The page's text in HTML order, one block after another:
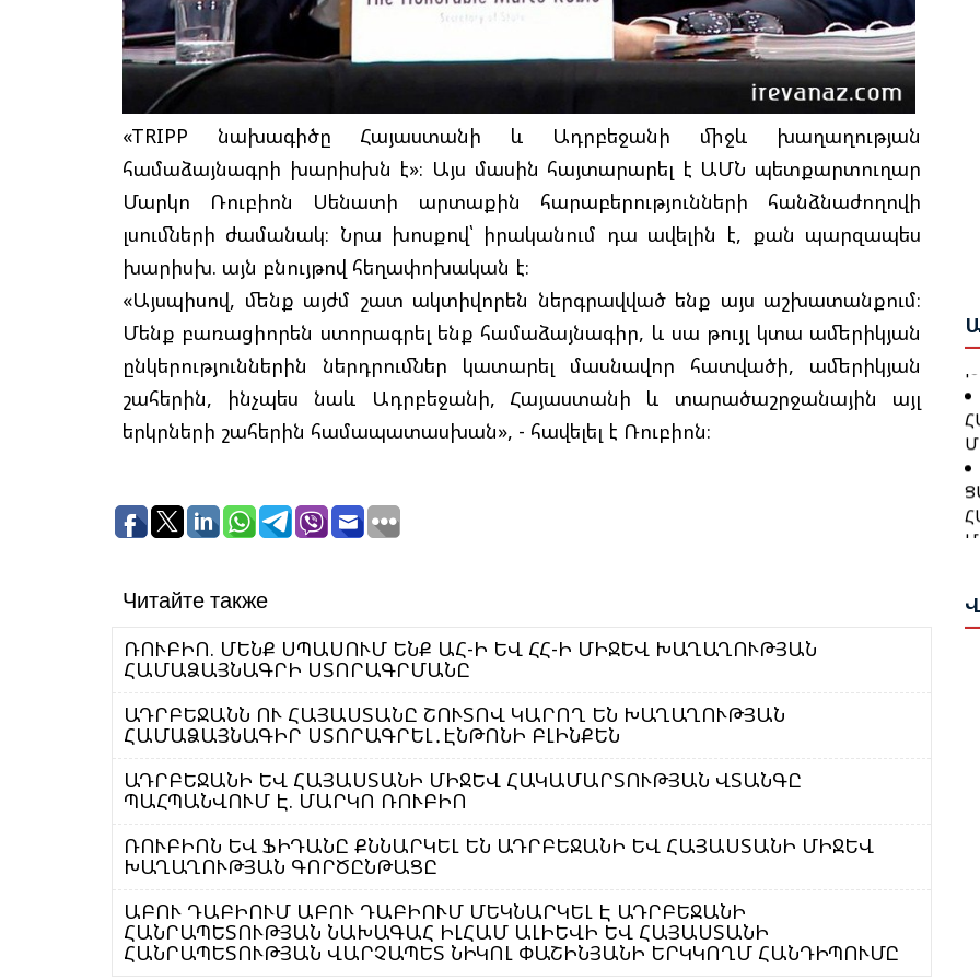
«TRIPP նախագիծը Հայաստանի և Ադրբեջանի միջև խաղաղության
համաձայնագրի խարիսխն է»։ Այս մասին հայտարարել է ԱՄՆ պետքարտուղար
Մարկո Ռուբիոն Սենատի արտաքին հարաբերությունների հանձնաժողովի
լսումների ժամանակ։ Նրա խոսքով՝ իրականում դա ավելին է, քան պարզապես
խարիսխ. այն բնույթով հեղափոխական է։
«Այսպիսով, մենք այժմ շատ ակտիվորեն ներգրավված ենք այս աշխատանքում։
Մենք բառացիորեն ստորագրել ենք համաձայնագիր, և սա թույլ կտա ամերիկյան
ընկերություններին ներդրումներ կատարել մասնավոր հատվածի, ամերիկյան
շահերին, ինչպես նաև Ադրբեջանի, Հայաստանի և տարածաշրջանային այլ
երկրների շահերին համապատասխան», - հավելել է Ռուբիոն։
Читайте также
ՌՈՒԲԻՈ. ՄԵՆՔ ՍՊԱՍՈՒՄ ԵՆՔ ԱՀ-Ի ԵՎ ՀՀ-Ի ՄԻՋԵՎ ԽԱՂԱՂՈՒԹՅԱՆ
ՀԱՄԱՁԱՅՆԱԳՐԻ ՍՏՈՐԱԳՐՄԱՆԸ
ԱԴՐԲԵՋԱՆՆ ՈՒ ՀԱՅԱՍՏԱՆԸ ՇՈՒՏՈՎ ԿԱՐՈՂ ԵՆ ԽԱՂԱՂՈՒԹՅԱՆ
ՀԱՄԱՁԱՅՆԱԳԻՐ ՍՏՈՐԱԳՐԵԼ․ԷՆԹՈՆԻ ԲԼԻՆՔԵՆ
ԱԴՐԲԵՋԱՆԻ ԵՎ ՀԱՅԱՍՏԱՆԻ ՄԻՋԵՎ ՀԱԿԱՄԱՐՏՈՒԹՅԱՆ ՎՏԱՆԳԸ
ՊԱՀՊԱՆՎՈՒՄ Է. ՄԱՐԿՈ ՌՈՒԲԻՈ
ՌՈՒԲԻՈՆ ԵՎ ՖԻԴԱՆԸ ՔՆՆԱՐԿԵԼ ԵՆ ԱԴՐԲԵՋԱՆԻ ԵՎ ՀԱՅԱՍՏԱՆԻ ՄԻՋԵՎ
ԽԱՂԱՂՈՒԹՅԱՆ ԳՈՐԾԸՆԹԱՑԸ
ԱԲՈՒ ԴԱԲԻՈՒՄ ԱԲՈՒ ԴԱԲԻՈՒՄ ՄԵԿՆԱՐԿԵԼ Է ԱԴՐԲԵՋԱՆԻ
ՀԱՆՐԱՊԵՏՈՒԹՅԱՆ ՆԱԽԱԳԱՀ ԻԼՀԱՄ ԱԼԻԵՎԻ ԵՎ ՀԱՅԱՍՏԱՆԻ
ՀԱՆՐԱՊԵՏՈՒԹՅԱՆ ՎԱՐՉԱՊԵՏ ՆԻԿՈԼ ՓԱՇԻՆՅԱՆԻ ԵՐԿԿՈՂՄ ՀԱՆԴԻՊՈՒՄԸ